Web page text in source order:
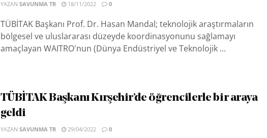
YAZAN SAVUNMA TR 18/11/2022 0
TÜBİTAK Başkanı Prof. Dr. Hasan Mandal; teknolojik araştırmaların
bölgesel ve uluslararası düzeyde koordinasyonunu sağlamayı
amaçlayan WAITRO'nun (Dünya Endüstriyel ve Teknolojik ...
TÜBİTAK Başkanı Kırşehir’de öğrencilerle bir araya
geldi
YAZAN SAVUNMA TR 29/04/2022 0